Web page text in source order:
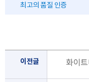
최고의 품질 인증
이전글